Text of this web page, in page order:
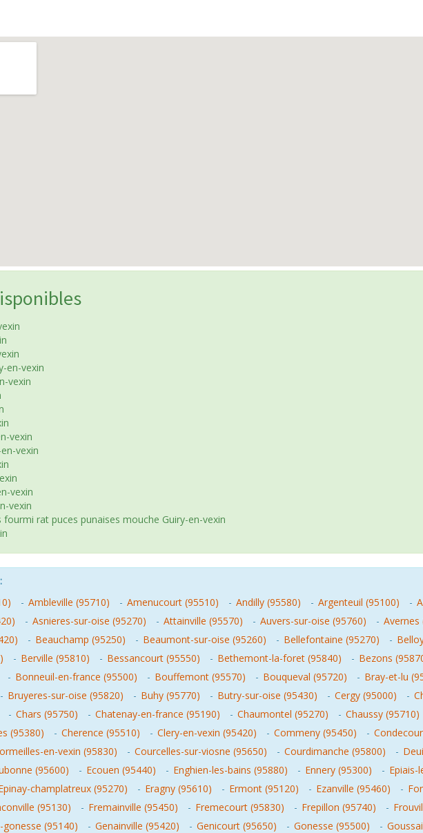
en-vexin
vexin
vexin
vexin
vexin
vexin
rat puces punaises mouche Guiry-en-vexin
- Ambleville (95710) - Amenucourt (95510) - Andilly (95580) - Argenteuil (95100) -
- Asnieres-sur-oise (95270) - Attainville (95570) - Auvers-sur-oise (95760) - Avernes
- Beauchamp (95250) - Beaumont-sur-oise (95260) - Bellefontaine (95270) -
- Berville (95810) - Bessancourt (95550) - Bethemont-la-foret (95840) - Bezons
- Bonneuil-en-france (95500) - Bouffemont (95570) - Bouqueval (95720) - Bray-et-lu
- Bruyeres-sur-oise (95820) - Buhy (95770) - Butry-sur-oise (95430) - Cergy (95000) -
- Chars (95750) - Chatenay-en-france (95190) - Chaumontel (95270) - Chaussy (95710)
(95380) - Cherence (95510) - Clery-en-vexin (95420) - Commeny (95450) -
en-vexin (95830) - Courcelles-sur-viosne (95650) - Courdimanche (95800) -
(95600) - Ecouen (95440) - Enghien-les-bains (95880) - Ennery (95300) - Epiais-
champlatreux (95270) - Eragny (95610) - Ermont (95120) - Ezanville (95460) -
(95130) - Fremainville (95450) - Fremecourt (95830) - Frepillon (95740) -
gonesse (95140) - Genainville (95420) - Genicourt (95650) - Gonesse (95500) -